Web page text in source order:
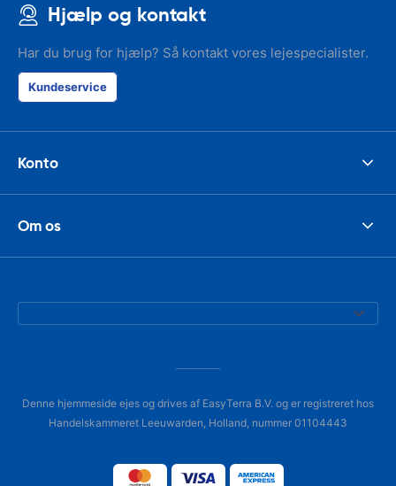
Hjælp og kontakt
Har du brug for hjælp? Så kontakt vores lejespecialister.
Kundeservice
Konto
Om os
Denne hjemmeside ejes og drives af EasyTerra B.V. og er registreret hos
Handelskammeret Leeuwarden, Holland, nummer 01104443